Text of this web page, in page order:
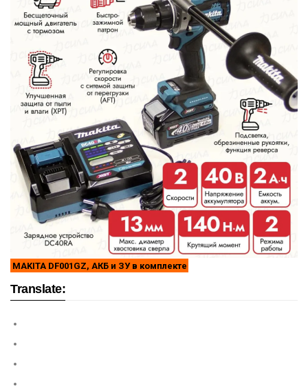
MAKITA DF001GZ, АКБ и ЗУ в комплекте
Translate: